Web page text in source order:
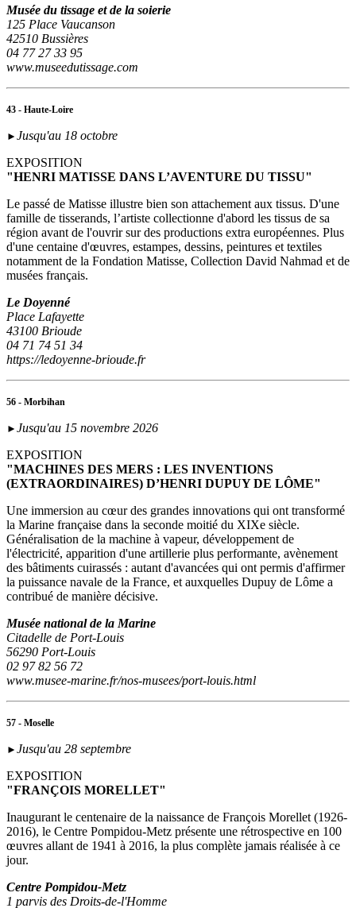
Musée du tissage et de la soierie
125 Place Vaucanson
42510 Bussières
04 77 27 33 95
www.museedutissage.com
43 - Haute-Loire
► Jusqu'au 18 octobre
EXPOSITION
"HENRI MATISSE DANS L’AVENTURE DU TISSU"
Le passé de Matisse illustre bien son attachement aux tissus. D'une
famille de tisserands, l’artiste collectionne d'abord les tissus de sa
région avant de l'ouvrir sur des productions extra européennes. Plus
d'une centaine d'œuvres, estampes, dessins, peintures et textiles
notamment de la Fondation Matisse, Collection David Nahmad et de
musées français.
Le Doyenné
Place Lafayette
43100 Brioude
04 71 74 51 34
https://ledoyenne-brioude.fr
56 - Morbihan
► Jusqu'au 15 novembre 2026
EXPOSITION
"MACHINES DES MERS : LES INVENTIONS
(EXTRAORDINAIRES) D’HENRI DUPUY DE LÔME"
Une immersion au cœur des grandes innovations qui ont transformé
la Marine française dans la seconde moitié du XIXe siècle.
Généralisation de la machine à vapeur, développement de
l'électricité, apparition d'une artillerie plus performante, avènement
des bâtiments cuirassés : autant d'avancées qui ont permis d'affirmer
la puissance navale de la France, et auxquelles Dupuy de Lôme a
contribué de manière décisive.
Musée national de la Marine
Citadelle de Port-Louis
56290 Port-Louis
02 97 82 56 72
www.musee-marine.fr/nos-musees/port-louis.html
57 - Moselle
► Jusqu'au 28 septembre
EXPOSITION
"FRANÇOIS MORELLET"
Inaugurant le centenaire de la naissance de François Morellet (1926-
2016), le Centre Pompidou-Metz présente une rétrospective en 100
œuvres allant de 1941 à 2016, la plus complète jamais réalisée à ce
jour.
Centre Pompidou-Metz
1 parvis des Droits-de-l'Homme